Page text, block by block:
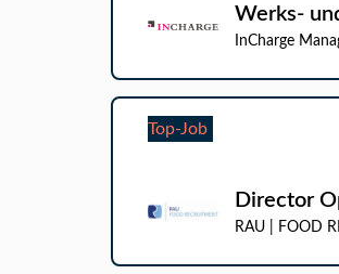
Werks-
InCharge
Top-Job
Director
RAU | FOOD